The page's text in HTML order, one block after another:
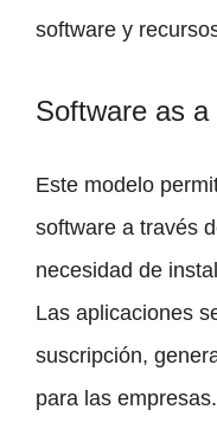
software y
Software as a
Este modelo
software a través
necesidad de
Las aplicaciones
suscripción,
para las empresas.